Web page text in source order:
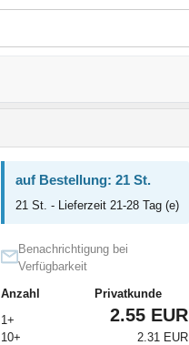
auf Bestellung: 21 St.
21 St. - Lieferzeit 21-28 Tag (e)
Benachrichtigung bei
Verfügbarkeit
Anzahl
Privatkunde
1+
2.55 EUR
10+ 2.31 EUR